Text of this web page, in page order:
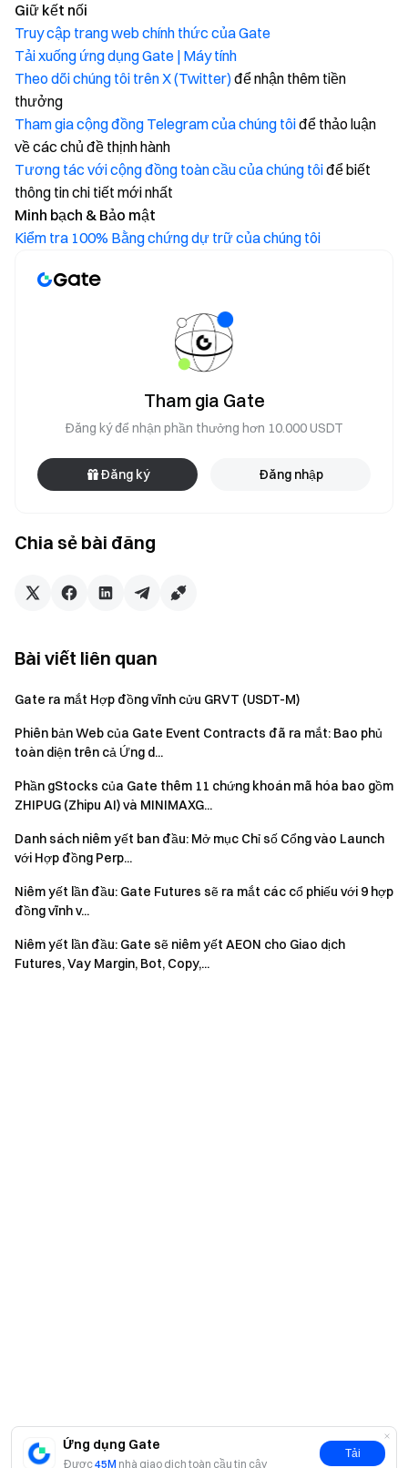
Ứng dụng Gate
Được45M nhà giao dịch toàn cầu tin cậy
Tải
Giữ kết nối
Truy cập trang web chính thức của Gate
Tải xuống ứng dụng Gate | Máy tính
Theo dõi chúng tôi trên X (Twitter)để nhận thêm tiền
thưởng
Tham gia cộng đồng Telegram của chúng tôiđể thảo luận
về các chủ đề thịnh hành
Tương tác với cộng đồng toàn cầu của chúng tôiđể biết
thông tin chi tiết mới nhất
Minh bạch & Bảo mật
Kiểm tra 100% Bằng chứng dự trữ của chúng tôi
Chia sẻ bài đăng
Tham gia Gate
Đăng ký để nhận phần thưởng hơn 10.000 USDT
Đăng ký Đăng nhập
Bài viết liên quan
Gate ra mắt Hợp đồng vĩnh cửu GRVT (USDT-M)
Phiên bản Web của Gate Event Contracts đã ra mắt: Bao phủ
toàn diện trên cả Ứng d...
Phần gStocks của Gate thêm 11 chứng khoán mã hóa bao gồm
ZHIPUG (Zhipu AI) và MINIMAXG...
Danh sách niêm yết ban đầu: Mở mục Chỉ số Cổng vào Launch
với Hợp đồng Perp...
Niêm yết lần đầu: Gate Futures sẽ ra mắt các cổ phiếu với 9 hợp
đồng vĩnh v...
Niêm yết lần đầu: Gate sẽ niêm yết AEON cho Giao dịch
Futures, Vay Margin, Bot, Copy,...